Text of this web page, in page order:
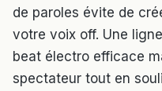
de paroles évite de
votre voix off. Une
beat électro efficace
spectateur tout en